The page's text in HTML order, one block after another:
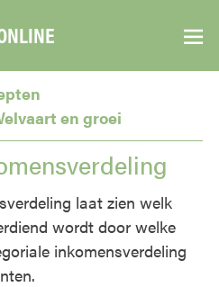
▼
en groei
laat zien welk
wordt door welke
inkomensverdeling